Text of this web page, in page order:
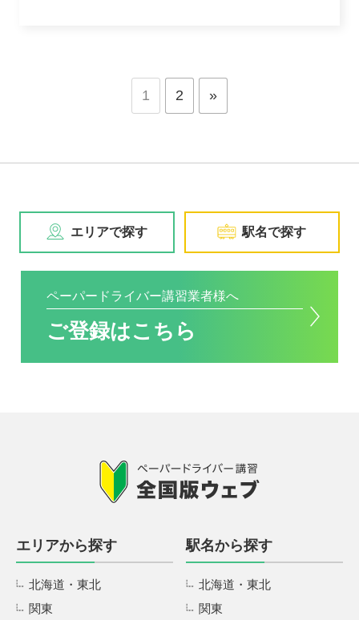
ー
1 2 »
エリアで探す 駅名で探す
ペーパードライバー講習業者様へ
ご登録はこちら
エリアから探す
北海道・東北
関東
駅名から探す
北海道・東北
関東